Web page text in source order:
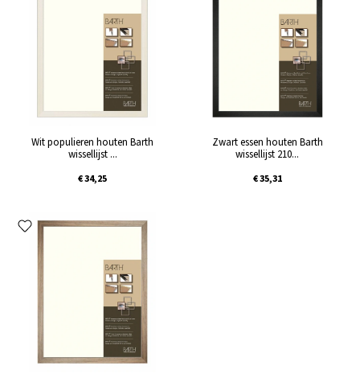
Wit populieren houten Barth
wissellijst ...
€ 34,25
Zwart essen houten Barth
wissellijst 210...
€ 35,31